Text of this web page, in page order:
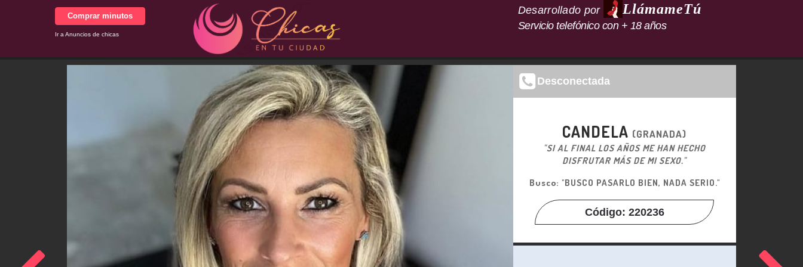
Comprar minutos
Ir a Anuncios de chicas
Desarrollado por LlámameTú
Servicio telefónico con + 18 años
Desconectada
CANDELA (GRANADA)
"SI AL FINAL LOS AÑOS ME HAN HECHO
DISFRUTAR MÁS DE MI SEXO."
Busco: "BUSCO PASARLO BIEN, NADA SERIO."
Código: 220236